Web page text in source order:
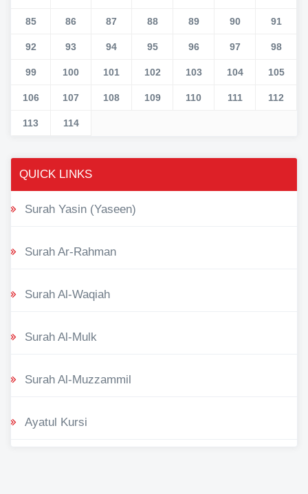
85 86 87 88 89 90 91
92 93 94 95 96 97 98
99 100 101 102 103 104 105
106 107 108 109 110 111 112
113 114
QUICK LINKS
Surah Yasin (Yaseen)
Surah Ar-Rahman
Surah Al-Waqiah
Surah Al-Mulk
Surah Al-Muzzammil
Ayatul Kursi